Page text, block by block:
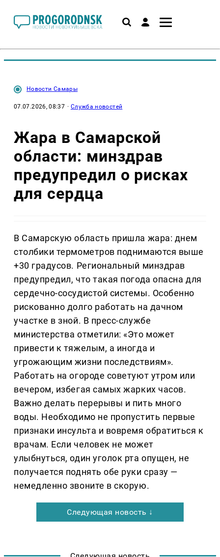
Новости Самары
07.07.2026, 08:37 · Служба новостей
Жара в Самарской
области: минздрав
предупредил о рисках
для сердца
В Самарскую область пришла жара: днем
столбики термометров поднимаются выше
+30 градусов. Региональный минздрав
предупредил, что такая погода опасна для
сердечно-сосудистой системы. Особенно
рискованно долго работать на дачном
участке в зной. В пресс-службе
министерства отметили: «Это может
привести к тяжелым, а иногда и
угрожающим жизни последствиям».
Работать на огороде советуют утром или
вечером, избегая самых жарких часов.
Важно делать перерывы и пить много
воды. Необходимо не пропустить первые
признаки инсульта и вовремя обратиться к
врачам. Если человек не может
улыбнуться, один уголок рта опущен, не
получается поднять обе руки сразу —
немедленно звоните в скорую.
Следующая новость ↓